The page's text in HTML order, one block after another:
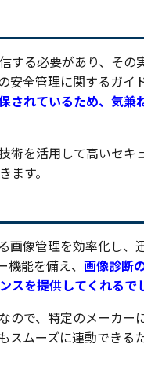
する必要があり、そ
全管理に関するガイ
されているため、気
術を活用して高いセ
ます。
画像管理を効率化し
能を備え、 画像診断
スを提供してくれるで
ので、特定のメーカ
スムーズに連動でき